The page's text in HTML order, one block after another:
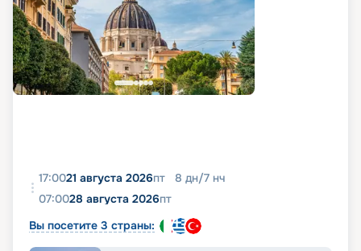
17:0021 августа 2026пт 8 дн/7 нч
07:0028 августа 2026пт
Вы посетите 3 страны: